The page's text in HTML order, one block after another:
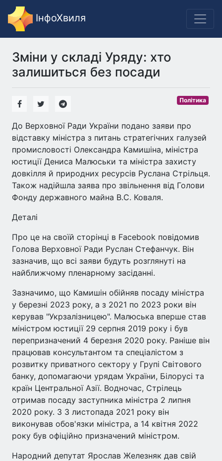
ІнфоХвиля
Зміни у складі Уряду: хто
залишиться без посади
Політика
До Верховної Ради України подано заяви про
відставку міністра з питань стратегічних галузей
промисловості Олександра Камишіна, міністра
юстиції Дениса Малюськи та міністра захисту
довкілля й природних ресурсів Руслана Стрільця.
Також надійшла заява про звільнення від Голови
Фонду державного майна В.С. Коваля.
Деталі
Про це на своїй сторінці в Facebook повідомив
Голова Верховної Ради Руслан Стефанчук. Він
зазначив, що всі заяви будуть розглянуті на
найближчому пленарному засіданні.
Зазначимо, що Камишін обійняв посаду міністра
у березні 2023 року, а з 2021 по 2023 роки він
керував "Укрзалізницею". Малюська вперше став
міністром юстиції 29 серпня 2019 року і був
перепризначений 4 березня 2020 року. Раніше він
працював консультантом та спеціалістом з
розвитку приватного сектору у Групі Світового
банку, допомагаючи урядам України, Білорусі та
країн Центральної Азії. Водночас, Стрілець
отримав посаду заступника міністра 2 липня
2020 року. З 3 листопада 2021 року він
виконував обов'язки міністра, а 14 квітня 2022
року був офіційно призначений міністром.
Народний депутат Ярослав Железняк дав свій